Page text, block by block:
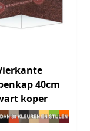
40cm
koper